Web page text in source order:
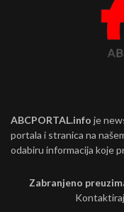
ABCPORTAL.info je
portala i stranica na
odabiru informacija koje
Zabranjeno